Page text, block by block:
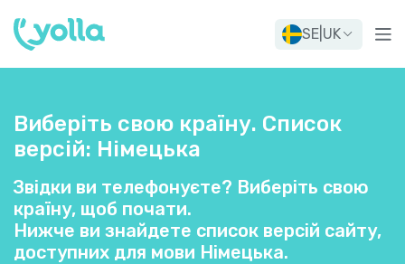
SE UK
Виберіть свою країну. Список
версій: Німецька
Звідки ви телефонуєте? Виберіть свою
країну, щоб почати.
Нижче ви знайдете список версій сайту,
доступних для мови Німецька.